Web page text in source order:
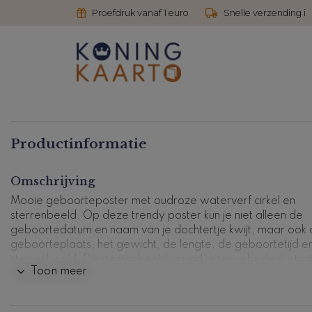
Proefdruk vanaf 1 euro Snelle verzending i
Productinformatie
Omschrijving
Mooie geboorteposter met oudroze waterverf cirkel en
sterrenbeeld. Op deze trendy poster kun je niet alleen de
geboortedatum en naam van je dochtertje kwijt, maar ook
geboorteplaats, het gewicht, de lengte, de geboortetijd
de editor en kun je heel simpel zelf vervangen. Een mooie
Toon meer